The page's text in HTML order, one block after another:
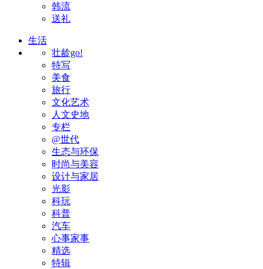
韩流
送礼
生活
壮龄go!
特写
美食
旅行
文化艺术
人文史地
专栏
@世代
生态与环保
时尚与美容
设计与家居
光影
科玩
科普
汽车
心事家事
精选
特辑